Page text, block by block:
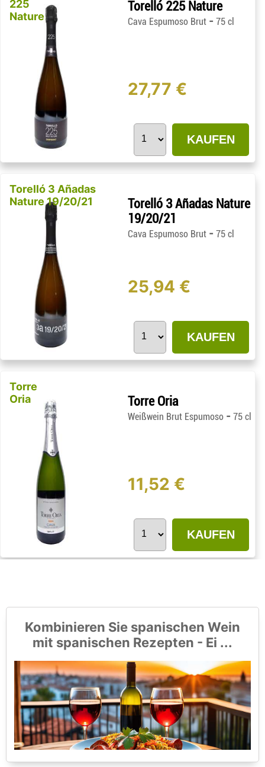
225
Nature
Torelló 225 Nature
Cava Espumoso Brut -75 cl
27,77 €
KAUFEN
Torelló 3 Añadas
Nature 19/20/21
Torelló 3 Añadas Nature
19/20/21
Cava Espumoso Brut -75 cl
25,94 €
KAUFEN
Torre
Oria
Torre Oria
Weißwein Brut Espumoso -75 cl
11,52 €
KAUFEN
Kombinieren Sie spanischen Wein
mit spanischen Rezepten - Ei ...